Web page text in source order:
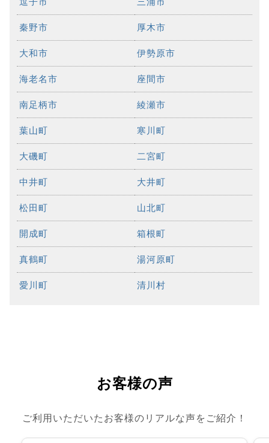
秦野市 厚木市
大和市 伊勢原市
海老名市 座間市
南足柄市 綾瀬市
葉山町 寒川町
大磯町 二宮町
中井町 大井町
松田町 山北町
開成町 箱根町
真鶴町 湯河原町
愛川町 清川村
お客様の声
ご利用いただいたお客様のリアルな声をご紹介！